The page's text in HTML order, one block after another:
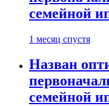
семейной
1 месяц спустя
Назван
семейной